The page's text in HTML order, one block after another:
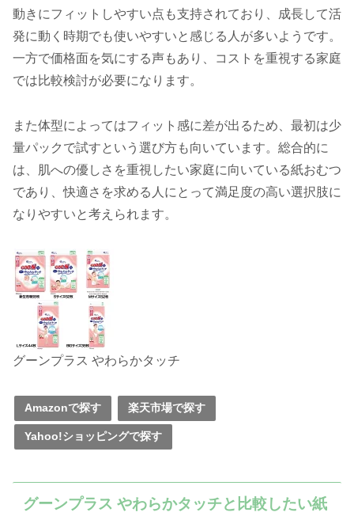
動きにフィットしやすい点も支持されており、成長して活
発に動く時期でも使いやすいと感じる人が多いようです。
一方で価格面を気にする声もあり、コストを重視する家庭
では比較検討が必要になります。
また体型によってはフィット感に差が出るため、最初は少
量パックで試すという選び方も向いています。総合的に
は、肌への優しさを重視したい家庭に向いている紙おむつ
であり、快適さを求める人にとって満足度の高い選択肢に
なりやすいと考えられます。
グーンプラス やわらかタッチ
Amazonで探す 楽天市場で探す
Yahoo!ショッピングで探す
グーンプラス やわらかタッチと比較したい紙